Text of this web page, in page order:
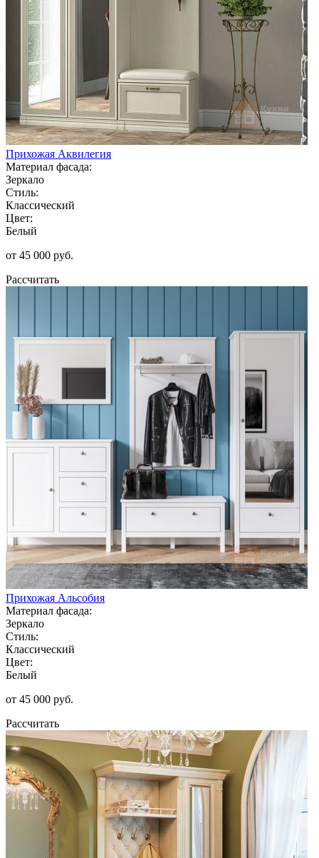
Прихожая Аквилегия
Материал фасада:
Зеркало
Стиль:
Классический
Цвет:
Белый
от 45 000 руб.
Рассчитать
Прихожая Альсобия
Материал фасада:
Зеркало
Стиль:
Классический
Цвет:
Белый
от 45 000 руб.
Рассчитать